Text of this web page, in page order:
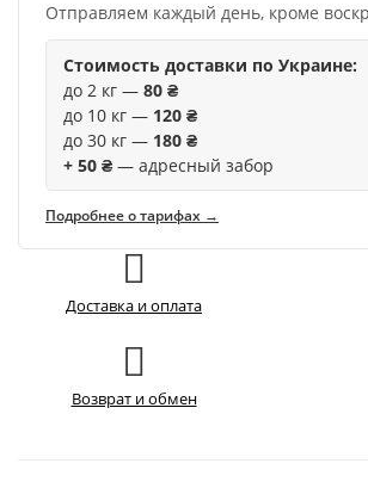
Отправляем каждый день, кроме
Стоимость доставки по Украине:
до 2 кг — 80 ₴
до 10 кг — 120 ₴
до 30 кг — 180 ₴
+ 50 ₴ — адресный забор
Подробнее о тарифах →
Доставка и оплата
Возврат и обмен